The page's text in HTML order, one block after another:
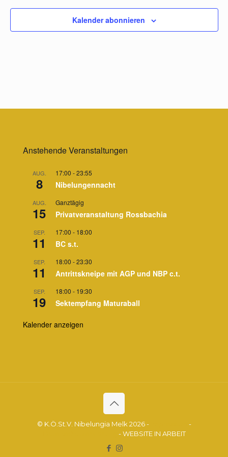
Kalender abonnieren
Anstehende Veranstaltungen
AUG.
8
17:00 -23:55
Nibelungennacht
AUG.
15
Ganztägig
Privatveranstaltung Rossbachia
SEP.
11
17:00 - 18:00
BC s.t.
SEP.
11
18:00 -23:30
Antrittskneipe mit AGP und NBP c.t.
SEP.
19
18:00 - 19:30
Sektempfang Maturaball
Kalender anzeigen
© K.Ö.St.V. Nibelungia Melk 2026 -
-
- WEBSITE IN ARBEIT